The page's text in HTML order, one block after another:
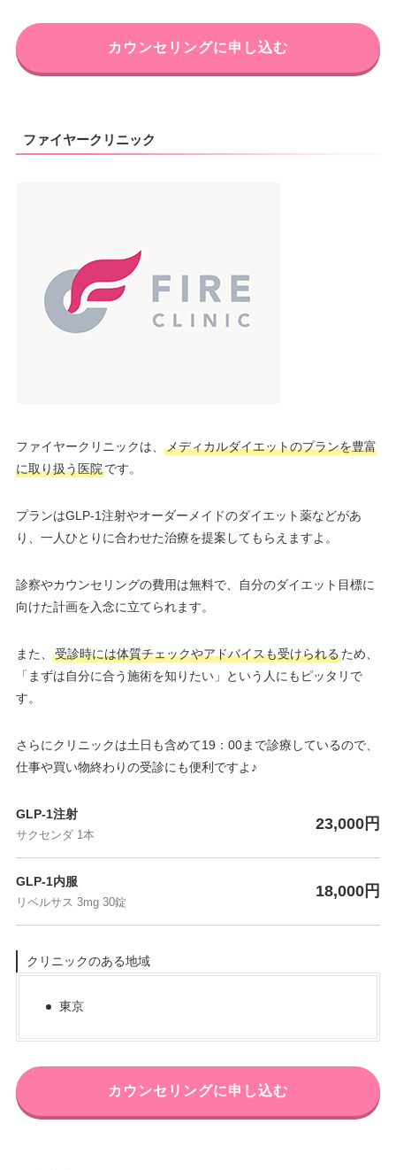
カウンセリングに申し込む
ファイヤークリニック
ファイヤークリニックは、
メディカルダイエットのプランを豊富
に取り扱う医院です。
プランはGLP-1注射やオーダーメイドのダイエット薬などがあ
り、一人ひとりに合わせた治療を提案してもらえますよ。
診察やカウンセリングの費用は無料で、自分のダイエット目標に
向けた計画を入念に立てられます。
また、 受診時には体質チェックやアドバイスも受けられるため、
「まずは自分に合う施術を知りたい」という人にもピッタリで
す。
さらにクリニックは土日も含めて19：00まで診療しているので、
仕事や買い物終わりの受診にも便利ですよ♪
GLP-1注射
サクセンダ 1本
23,000円
GLP-1内服
リベルサス 3mg 30錠
18,000円
クリニックのある地域
東京
カウンセリングに申し込む